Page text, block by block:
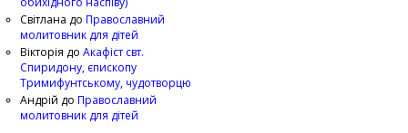
Світлана до Православний
молитовник для дітей
Вікторія до Акафіст свт.
Спиридону, єпископу
Тримифунтському, чудотворцю
Андрій до Православний
молитовник для дітей